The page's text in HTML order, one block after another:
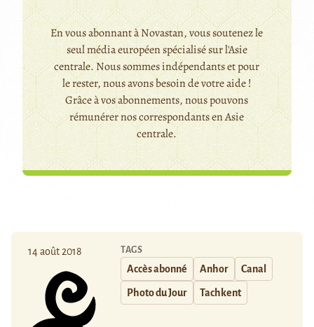
En vous abonnant à Novastan, vous soutenez le
seul média européen spécialisé sur l'Asie
centrale. Nous sommes indépendants et pour
le rester, nous avons besoin de votre aide !
Grâce à vos abonnements, nous pouvons
rémunérer nos correspondants en Asie
centrale.
14 août 2018 TAGS
Accès abonné Anhor Canal
Photo du Jour Tachkent